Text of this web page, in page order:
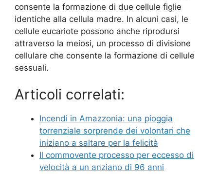
consente la formazione di due cellule figlie
identiche alla cellula madre. In alcuni casi, le
cellule eucariote possono anche riprodursi
attraverso la meiosi, un processo di divisione
cellulare che consente la formazione di cellule
sessuali.
Articoli correlati:
Incendi in Amazzonia: una pioggia
torrenziale sorprende dei volontari che
iniziano a saltare per la felicità
Il commovente processo per eccesso di
velocità a un anziano di 96 anni